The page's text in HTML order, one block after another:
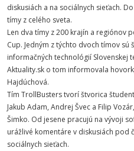
diskusiách a na sociálnych sieťach.
tímy z celého sveta.
Len dva tímy z 200 krajín a regiónov
Cup. Jedným z týchto dvoch tímov sú
informačných technológií Slovenskej
Aktuality.sk o tom informovala
Hajdúchová.
Tím TrollBusters tvorí štvorica
Jakub Adam, Andrej Švec a Filip
Šimko. Od jesene pracujú na vývoji
urážlivé komentáre v diskusiách pod
sociálnych sieťach.